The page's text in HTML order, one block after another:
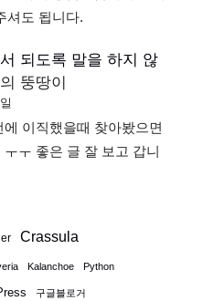
셔도 됩니다.
되도록 말을 하지 않
의 뚱땅이
에 이직했을때 찾아봤으면
ㅜ 좋은 글 잘 보고 갑니
Crassula
Kalanchoe Python
구글블로거